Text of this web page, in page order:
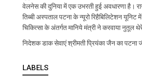
वेलनेस की दुनिया में एक उभरती हुई अवधारणा है।
तिब्बी अस्पताल पटना के न्यूरो रिहैबिलिटेशन यूनिट
चिकित्सा के अंतर्गत मानिये मंत्री ने करवाया नुतूल
निदेशक डाक सेवाएं श्रीमती प्रियंका जैन का पटना
LABELS